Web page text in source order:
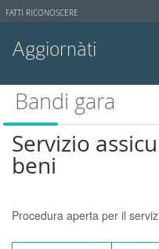
Strumenti
FATTI RICONOSCERE
Aggiornàti
Cerca nel sito
Ricerca avanzata…
Bandi gara
Servizio
beni
Procedura aperta per il